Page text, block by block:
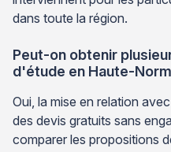
dans toute la région.
Peut-on obtenir
d'étude en Haute-
Oui, la mise en relation
des devis gratuits sans
comparer les propositions